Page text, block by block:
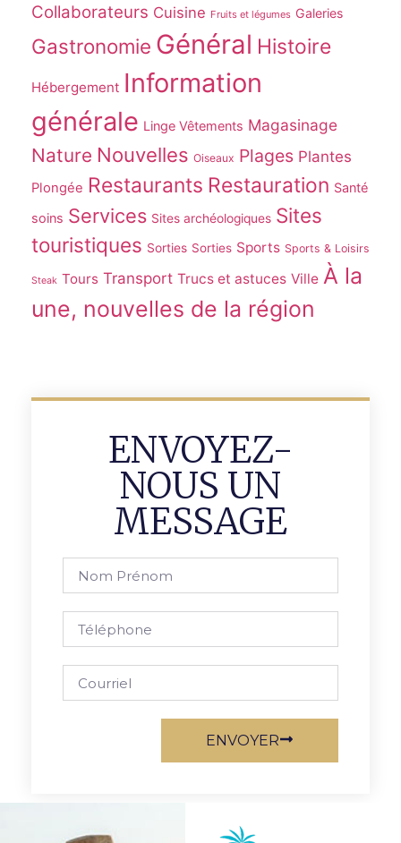
Collaborateurs Cuisine Fruits et légumes Galeries
Gastronomie Général Histoire
Hébergement Information
générale Linge Vêtements Magasinage
Nature Nouvelles Oiseaux Plages Plantes
Plongée Restaurants Restauration Santé
soins Services Sites archéologiques Sites
touristiques Sorties Sorties Sports Sports & Loisirs
Steak Tours Transport Trucs et astuces Ville À la
une, nouvelles de la région
ENVOYEZ-
NOUS UN
MESSAGE
ENVOYER